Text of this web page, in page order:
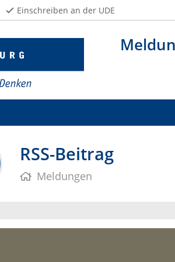
Einschreiben an der UDE
RSS-Beitrag
Meldungen